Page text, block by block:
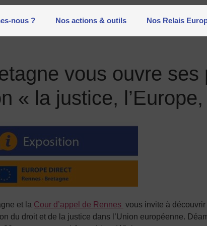
nous ? Nos actions & outils Nos Relais
vous ouvre ses
« la justice,
et la Cour d’appel de Rennes vous invite à découvrir
du droit et de la justice dans l’Union européenne.